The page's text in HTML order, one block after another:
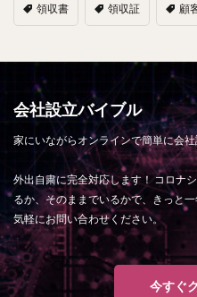
領収書 領収証 顧
会社設立バイブル
家にいながらオンラインで簡単に会
外出自粛に完全対応します！ コロナ
るか、そのままでいるかで、きっと
気軽にお問い合わせください。
今すぐ